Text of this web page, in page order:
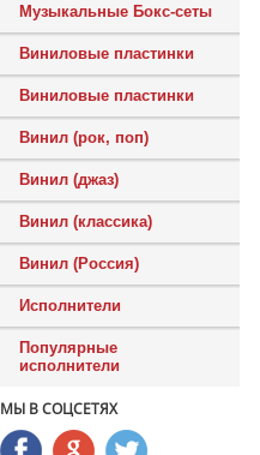
Музыкальные Бокс-сеты
Виниловые пластинки
Виниловые пластинки
Винил (рок, поп)
Винил (джаз)
Винил (классика)
Винил (Россия)
Исполнители
Популярные
исполнители
МЫ В СОЦСЕТЯХ